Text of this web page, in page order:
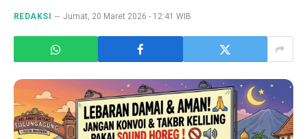
REDAKSI Jumat, 20 Maret 2026 - 12:41 WIB